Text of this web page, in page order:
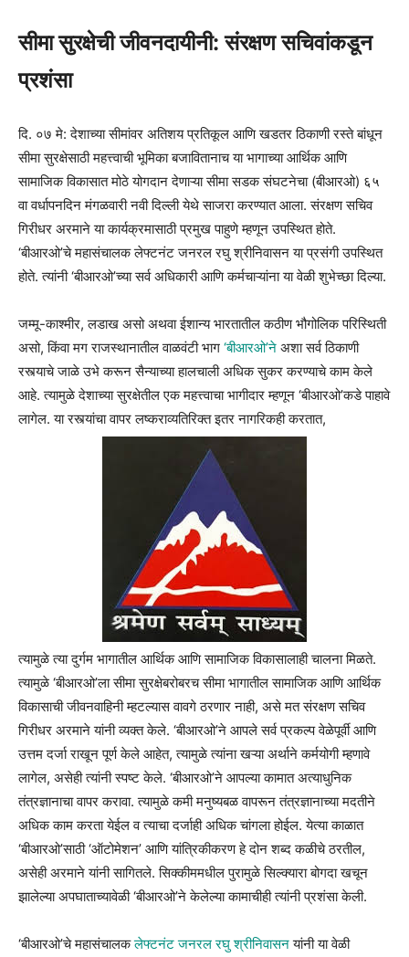
सीमा सुरक्षेची जीवनदायीनी: संरक्षण सचिवांकडून
प्रशंसा
दि. ०७ मे: देशाच्या सीमांवर अतिशय प्रतिकूल आणि खडतर ठिकाणी रस्ते बांधून
सीमा सुरक्षेसाठी महत्त्वाची भूमिका बजावितानाच या भागाच्या आर्थिक आणि
सामाजिक विकासात मोठे योगदान देणाऱ्या सीमा सडक संघटनेचा (बीआरओ) ६५
वा वर्धापनदिन मंगळवारी नवी दिल्ली येथे साजरा करण्यात आला. संरक्षण सचिव
गिरीधर अरमाने या कार्यक्रमासाठी प्रमुख पाहुणे म्हणून उपस्थित होते.
‘बीआरओ’चे महासंचालक लेफ्टनंट जनरल रघु श्रीनिवासन या प्रसंगी उपस्थित
होते. त्यांनी ‘बीआरओ’च्या सर्व अधिकारी आणि कर्मचाऱ्यांना या वेळी शुभेच्छा दिल्या.
जम्मू-काश्मीर, लडाख असो अथवा ईशान्य भारतातील कठीण भौगोलिक परिस्थिती
असो, किंवा मग राजस्थानातील वाळवंटी भाग ‘बीआरओ’ने अशा सर्व ठिकाणी
रस्त्याचे जाळे उभे करून सैन्याच्या हालचाली अधिक सुकर करण्याचे काम केले
आहे. त्यामुळे देशाच्या सुरक्षेतील एक महत्त्वाचा भागीदार म्हणून ‘बीआरओ’कडे पाहावे
लागेल. या रस्त्यांचा वापर लष्कराव्यतिरिक्त इतर नागरिकही करतात,
त्यामुळे त्या दुर्गम भागातील आर्थिक आणि सामाजिक विकासालाही चालना मिळते.
त्यामुळे ‘बीआरओ’ला सीमा सुरक्षेबरोबरच सीमा भागातील सामाजिक आणि आर्थिक
विकासाची जीवनवाहिनी म्हटल्यास वावगे ठरणार नाही, असे मत संरक्षण सचिव
गिरीधर अरमाने यांनी व्यक्त केले. ‘बीआरओ’ने आपले सर्व प्रकल्प वेळेपूर्वी आणि
उत्तम दर्जा राखून पूर्ण केले आहेत, त्यामुळे त्यांना खऱ्या अर्थाने कर्मयोगी म्हणावे
लागेल, असेही त्यांनी स्पष्ट केले. ‘बीआरओ’ने आपल्या कामात अत्याधुनिक
तंत्रज्ञानाचा वापर करावा. त्यामुळे कमी मनुष्यबळ वापरून तंत्रज्ञानाच्या मदतीने
अधिक काम करता येईल व त्याचा दर्जाही अधिक चांगला होईल. येत्या काळात
‘बीआरओ’साठी ‘ऑटोमेशन’ आणि यांत्रिकीकरण हे दोन शब्द कळीचे ठरतील,
असेही अरमाने यांनी सागितले. सिक्कीममधील पुरामुळे सिल्क्यारा बोगदा खचून
झालेल्या अपघाताच्यावेळी ‘बीआरओ’ने केलेल्या कामाचीही त्यांनी प्रशंसा केली.
‘बीआरओ’चे महासंचालकलेफ्टनंट जनरल रघु श्रीनिवासनयांनी या वेळी